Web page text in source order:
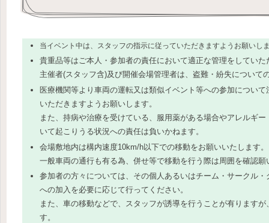
当イベント中は、スタッフの指示に従っていただきますようお願いし
貴重品等はご本人・参加者の責任において適正な管理をしてい
主催者(スタッフ含)及び開催会場管理者は、盗難・紛失について
医療機関等より車両の運転又は類似イベント等への参加につい
いただきますようお願いします。
また、持病や治療を受けている、服用薬がある場合やアレルギ
いて起こりうる状況への責任は負いかねます。
会場敷地内は構内速度10km/h以下での移動をお願いいたします。
一般車両の通行も有る為、併せ等で移動を行う際は周囲を確認願
参加者の方々については、その個人あるいはチーム・サークル
への加入を必要に応じて行ってください。
また、車の移動などで、スタッフが誘導を行うことが有ります
す。